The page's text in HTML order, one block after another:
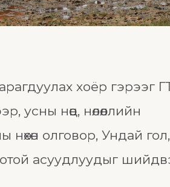
хоёр гэрээг
нөөц, нөлөөллийн
олговор, Ундай
асуудлуудыг